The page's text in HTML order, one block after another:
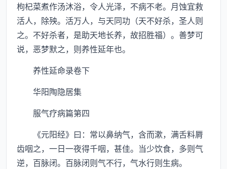
枸杞菜煮作汤沐浴，令人光泽，不病不老。月蚀宜救
活人，除殃。活万人，与天同功（天不好杀，圣人则
之。不好杀者，是助天地长养，故招胜福）。善梦可
说，恶梦默之，则养性延年也。
养性延命录卷下
华阳陶隐居集
服气疗病篇第四
《元阳经》曰：常以鼻纳气，含而漱，满舌料脣
齿咽之，一日一夜得千咽，甚佳。当少饮食，多则气
逆，百脉闭。百脉闭则气不行，气水行则生病。